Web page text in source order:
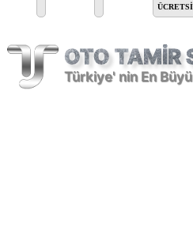
OTO TAMİR
Türkiye' nin En